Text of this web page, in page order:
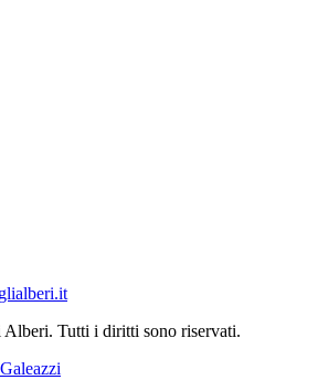
Tutti i diritti sono riservati.